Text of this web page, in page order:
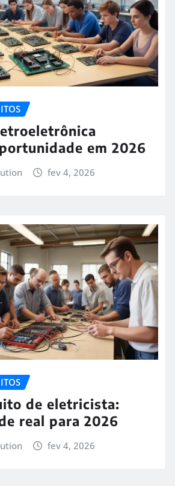
em 2026
fev 4, 2026
de eletricista:
real para 2026
fev 4, 2026